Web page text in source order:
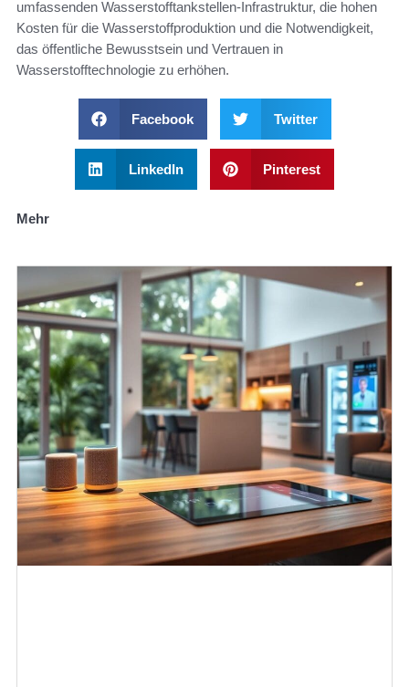
umfassenden Wasserstofftankstellen-Infrastruktur, die hohen
Kosten für die Wasserstoffproduktion und die Notwendigkeit,
das öffentliche Bewusstsein und Vertrauen in
Wasserstofftechnologie zu erhöhen.
Facebook Twitter
LinkedIn Pinterest
Mehr